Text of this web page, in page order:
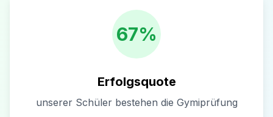
67%
Erfolgsquote
unserer Schüler bestehen die Gymiprüfung